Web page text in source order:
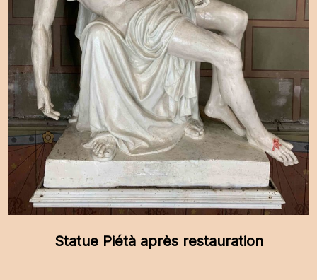
Statue Piétà après restauration